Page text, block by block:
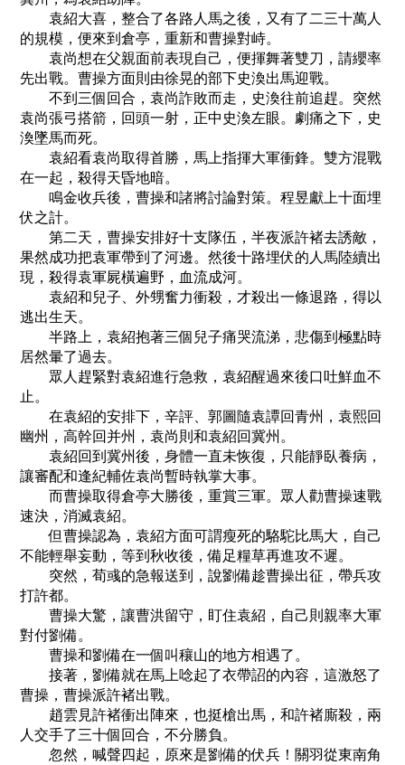
袁紹大喜，整合了各路人馬之後，又有了二三十萬人
的規模，便來到倉亭，重新和曹操對峙。
袁尚想在父親面前表現自己，便揮舞著雙刀，請纓率
先出戰。曹操方面則由徐晃的部下史渙出馬迎戰。
不到三個回合，袁尚詐敗而走，史渙往前追趕。突然
袁尚張弓搭箭，回頭一射，正中史渙左眼。劇痛之下，史
渙墜馬而死。
袁紹看袁尚取得首勝，馬上指揮大軍衝鋒。雙方混戰
在一起，殺得天昏地暗。
鳴金收兵後，曹操和諸將討論對策。程昱獻上十面埋
伏之計。
第二天，曹操安排好十支隊伍，半夜派許褚去誘敵，
果然成功把袁軍帶到了河邊。然後十路埋伏的人馬陸續出
現，殺得袁軍屍橫遍野，血流成河。
袁紹和兒子、外甥奮力衝殺，才殺出一條退路，得以
逃出生天。
半路上，袁紹抱著三個兒子痛哭流涕，悲傷到極點時
居然暈了過去。
眾人趕緊對袁紹進行急救，袁紹醒過來後口吐鮮血不
止。
在袁紹的安排下，辛評、郭圖隨袁譚回青州，袁熙回
幽州，高幹回并州，袁尚則和袁紹回冀州。
袁紹回到冀州後，身體一直未恢復，只能靜臥養病，
讓審配和逢紀輔佐袁尚暫時執掌大事。
而曹操取得倉亭大勝後，重賞三軍。眾人勸曹操速戰
速決，消滅袁紹。
但曹操認為，袁紹方面可謂瘦死的駱駝比馬大，自己
不能輕舉妄動，等到秋收後，備足糧草再進攻不遲。
突然，荀彧的急報送到，說劉備趁曹操出征，帶兵攻
打許都。
曹操大驚，讓曹洪留守，盯住袁紹，自己則親率大軍
對付劉備。
曹操和劉備在一個叫穰山的地方相遇了。
接著，劉備就在馬上唸起了衣帶詔的內容，這激怒了
曹操，曹操派許褚出戰。
趙雲見許褚衝出陣來，也挺槍出馬，和許褚廝殺，兩
人交手了三十個回合，不分勝負。
忽然，喊聲四起，原來是劉備的伏兵！關羽從東南角